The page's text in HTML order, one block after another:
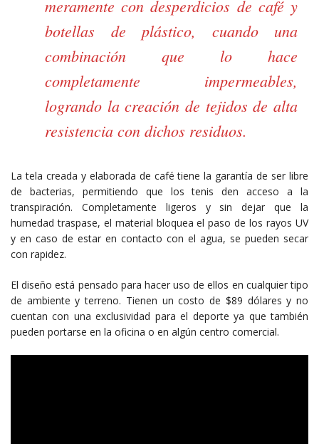
meramente con desperdicios de café y
botellas de plástico, cuando una
combinación que lo hace
completamente impermeables,
logrando la creación de tejidos de alta
resistencia con dichos residuos.
La tela creada y elaborada de café tiene la garantía de ser libre
de bacterias, permitiendo que los tenis den acceso a la
transpiración. Completamente ligeros y sin dejar que la
humedad traspase, el material bloquea el paso de los rayos UV
y en caso de estar en contacto con el agua, se pueden secar
con rapidez.
El diseño está pensado para hacer uso de ellos en cualquier tipo
de ambiente y terreno. Tienen un costo de $89 dólares y no
cuentan con una exclusividad para el deporte ya que también
pueden portarse en la oficina o en algún centro comercial.